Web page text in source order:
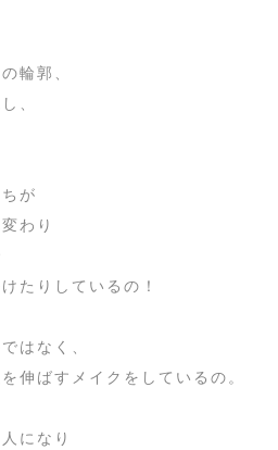
輪郭、
、
が
わり
たりしているの！
はなく、
伸ばすメイクをしているの。
になり